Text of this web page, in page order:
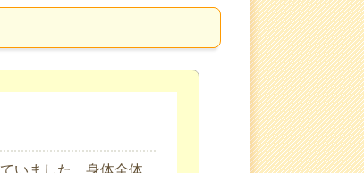
いました。身体全体